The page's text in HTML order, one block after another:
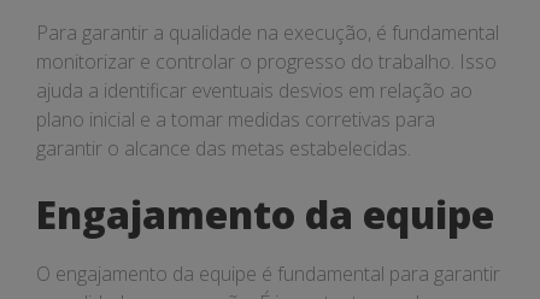
Para garantir a qualidade na execução, é fundamental
monitorizar e controlar o progresso do trabalho. Isso
ajuda a identificar eventuais desvios em relação ao
plano inicial e a tomar medidas corretivas para
garantir o alcance das metas estabelecidas.
Engajamento da equipe
O engajamento da equipe é fundamental para garantir